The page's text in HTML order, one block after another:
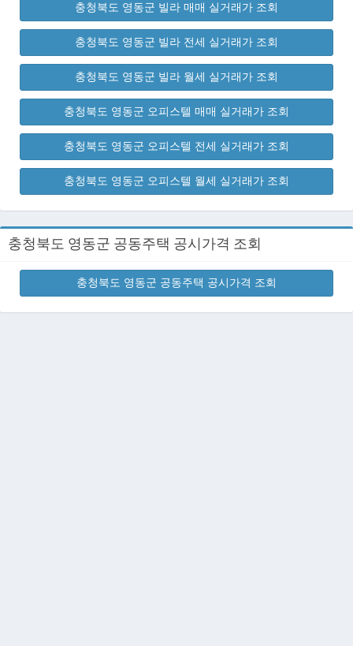
충청북도 영동군 빌라 매매 실거래가 조회
충청북도 영동군 빌라 전세 실거래가 조회
충청북도 영동군 빌라 월세 실거래가 조회
충청북도 영동군 오피스텔 매매 실거래가 조회
충청북도 영동군 오피스텔 전세 실거래가 조회
충청북도 영동군 오피스텔 월세 실거래가 조회
충청북도 영동군 공동주택 공시가격 조회
충청북도 영동군 공동주택 공시가격 조회